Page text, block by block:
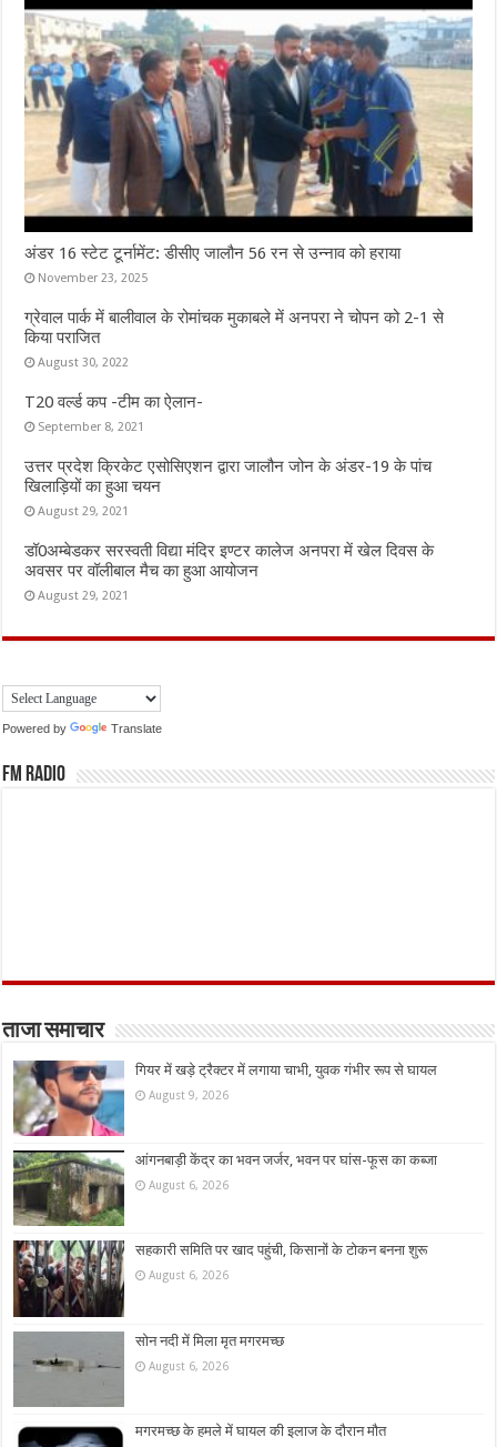
अंडर 16 स्टेट टूर्नामेंट: डीसीए जालौन 56 रन से उन्नाव को हराया
November 23, 2025
ग्रेवाल पार्क में बालीवाल के रोमांचक मुकाबले में अनपरा ने चोपन को 2-1 से
किया पराजित
August 30, 2022
T20 वर्ल्ड कप -टीम का ऐलान-
September 8, 2021
उत्तर प्रदेश क्रिकेट एसोसिएशन द्वारा जालौन जोन के अंडर-19 के पांच
खिलाड़ियों का हुआ चयन
August 29, 2021
डॉ0अम्बेडकर सरस्वती विद्या मंदिर इण्टर कालेज अनपरा में खेल दिवस के
अवसर पर वॉलीबाल मैच का हुआ आयोजन
August 29, 2021
Powered by Translate
FM Radio
ताजा समाचार
गियर में खड़े ट्रैक्टर में लगाया चाभी, युवक गंभीर रूप से घायल
August 9, 2026
आंगनबाड़ी केंद्र का भवन जर्जर, भवन पर घांस-फूस का कब्जा
August 6, 2026
सहकारी समिति पर खाद पहुंची, किसानों के टोकन बनना शुरू
August 6, 2026
सोन नदी में मिला मृत मगरमच्छ
August 6, 2026
मगरमच्छ के हमले में घायल की इलाज के दौरान मौत